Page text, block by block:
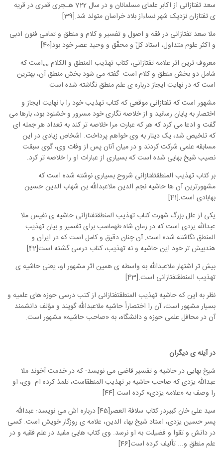
سعد تفتازانی از اکابر علمای مسلمانان و در سال 722 هـجری قمری در قریه
ی تفتازان نزدیک شهر نساءاز بلاد خراسان متولد شد.[39]
ملا سعد تفتازانی در فقه و اصول و تفسیر و کلام و منطق و تمامی فنون ادبی
و اکثر علوم متداول، استاد کلّ و محقّق و وحید عصر خود بود[40]
معروف ترین اثر علامه تفتازانی، کتاب تهذیب المنطق و الکلام ,,,,است که
شامل دو بخش منطق و کلام است. گفته می شود بخش منطق آن، بهترین
است که در نهایت ایجاز درباره ی علم منطق نگاشته شده است.
مشهور است که تفتازانی موقعی که کتاب تهذیب خود را با نهایت ایجاز و
اختصار به پایان رسانید و از خلاصه نگاری خود مسرور و خشنود بود، بارها می
گفت و ادعا می کرد که هر که عبارت مرا خلاصه تر کند به تعداد هر جمله ای
که تلخیص شد، یک دینار به وی خواهم پرداخت. اشخاص زیادی در این
مسابقه علمی شرکت کردند و در میان آنان پس از وفات وی، گوی سبقت
نصیب شیخ بهایی شده است که بسیاری از عبارات او را خلاصه تر کرد.
بر کتاب تهذیب المنطقتفتازانی شروح بسیاری نوشته شده است که
مشهورترین آن ها حاشیه نجم الدین ملاعبدالله بن شهاب الدین حسین
بهابادی است.[41]
یکی از علل بزرگ شهرت کتاب تهذیب المنطقتفتازانی حاشیه ی نفیس ملا
عبدالله یزدی است که در زمان شاه طهماسب برای تفسیر و بیان تهذیب
المنطق نگاشته شده است. آن چنان دقیق و کامل است که در ایران و
هندبیش تر خود این حاشیه و نه تهذیب، کتاب درسی گشته است[42]
بیش تر اشتهار ملاعبدالله به واسطه ی همین اثر مشهور او، یعنی حاشیه ی
تهذیب المنطقتفتازانی است.[43]
نظر به این که حاشیه تهذیب المنطقتفتازانی از کتب درسی حوزه های علمیه و
بسیار مشهور است، آن را اختصاراً حاشیه ملاعبدالله گویند و مؤلف دانشمند
آن در محافل علمی حوزه و دانشگاه، به «صاحب حاشیه» مشهور است.
در آینه ی دیگران
شیخ بهایی در حاشیه و تفسیر قاضی می نویسد: که در خدمت آخوند ملا
عبدالله یزدی که صاحب حاشیه بر تهذیب المنطقاست، تلمذ کرده ام. وی، او
را وصف به «علامه یزدی» کرده است.[44]
سید علی خان کبیردر کتاب سلافة العصر[45] درباره اش می نویسد: عبدالله
پسر حسین یزدی، استاد شیخ بهاء الدین، علامه ی روزگار خویش است. کسی
در دانش و تقوا و فضیلت به او نرسد. وی کتاب هایی مفید در علم فقیه و در
علم منطق و... تألیف کرده است[46]